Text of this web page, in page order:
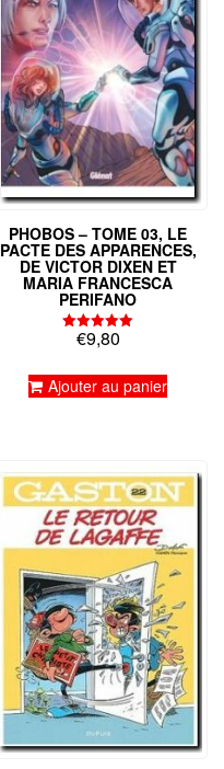
PHOBOS – TOME 03, LE
PACTE DES APPARENCES,
DE VICTOR DIXEN ET
MARIA FRANCESCA
PERIFANO
Note
5.00
€9,80
Ajouter au panier